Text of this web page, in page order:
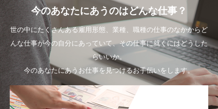
今のあなたにあうのはどんな仕事？
世の中にたくさんある雇用形態、業種、職種の仕事のなかからど
んな仕事が今の自分にあっていて、その仕事に就くにはどうした
らいいか。
今のあなたにあうお仕事を見つけるお手伝いをします。